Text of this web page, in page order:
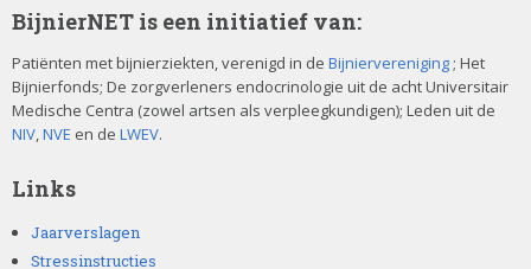
BijnierNET is een initiatief van:
Patiënten met bijnierziekten, verenigd in de Bijniervereniging ; Het
Bijnierfonds; De zorgverleners endocrinologie uit de acht Universitair
Medische Centra (zowel artsen als verpleegkundigen); Leden uit de
NIV,NVE en de LWEV.
Links
Jaarverslagen
Stressinstructies